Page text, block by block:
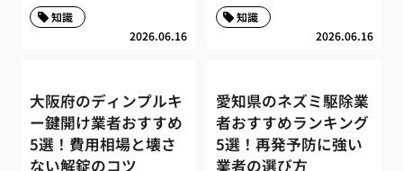
2026.06.16
知識
2026.06.16
知識
大阪府のディンプルキ
ー鍵開け業者おすすめ
5選！費用相場と壊さ
ない解錠のコツ
愛知県のネズミ駆除業
者おすすめランキング
5選！再発予防に強い
業者の選び方